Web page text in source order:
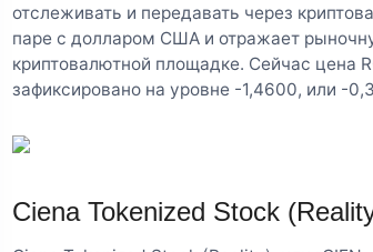
отслеживать и передавать через
паре с долларом США и отражает
криптовалютной площадке. Сейчас цена
зафиксировано на уровне -1,4600, или -
Ciena Tokenized Stock